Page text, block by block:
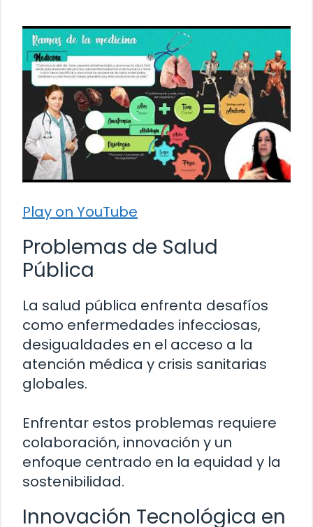
Play on YouTube
Problemas de Salud
Pública
La salud pública enfrenta desafíos
como enfermedades infecciosas,
desigualdades en el acceso a la
atención médica y crisis sanitarias
globales.
Enfrentar estos problemas requiere
colaboración, innovación y un
enfoque centrado en la equidad y la
sostenibilidad.
Innovación Tecnológica en